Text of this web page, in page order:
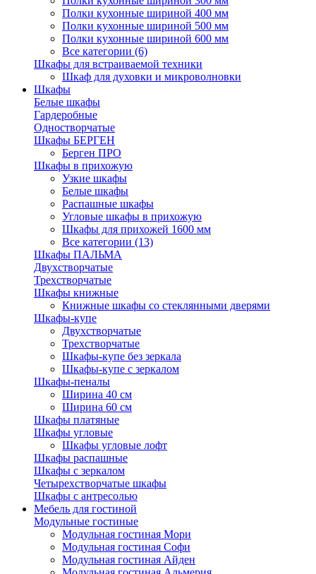
Полки кухонные шириной 400 мм
Полки кухонные шириной 500 мм
Полки кухонные шириной 600 мм
Все категории (6)
Шкафы для встраиваемой техники
Шкаф для духовки и микроволновки
Шкафы
Белые шкафы
Гардеробные
Одностворчатые
Шкафы БЕРГЕН
Берген ПРО
Шкафы в прихожую
Узкие шкафы
Белые шкафы
Распашные шкафы
Угловые шкафы в прихожую
Шкафы для прихожей 1600 мм
Все категории (13)
Шкафы ПАЛЬМА
Двухстворчатые
Трехстворчатые
Шкафы книжные
Книжные шкафы со стеклянными дверями
Шкафы-купе
Двухстворчатые
Трехстворчатые
Шкафы-купе без зеркала
Шкафы-купе с зеркалом
Шкафы-пеналы
Ширина 40 см
Ширина 60 см
Шкафы платяные
Шкафы угловые
Шкафы угловые лофт
Шкафы распашные
Шкафы с зеркалом
Четырехстворчатые шкафы
Шкафы с антресолью
Мебель для гостиной
Модульные гостиные
Модульная гостиная Мори
Модульная гостиная Софи
Модульная гостиная Айден